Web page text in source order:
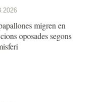
migren en
oposades segons